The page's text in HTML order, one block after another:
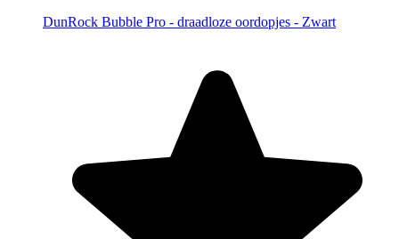
DunRock Bubble Pro - draadloze oordopjes - Zwart